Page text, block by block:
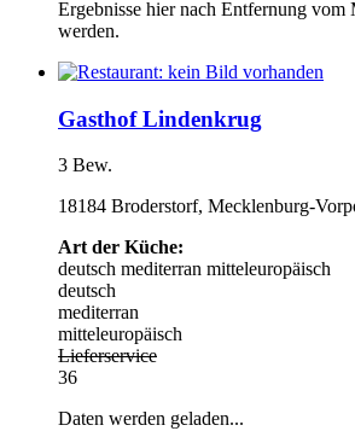
Ergebnisse hier nach Entfernung vom
werden.
Gasthof Lindenkrug
3 Bew.
18184 Broderstorf, Mecklenburg-
Art der Küche:
deutsch mediterran mitteleuropäisch
deutsch
mediterran
mitteleuropäisch
Lieferservice
36
Daten werden geladen...